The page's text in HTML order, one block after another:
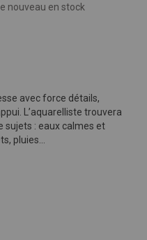
nouveau en stock
avec force détails,
L’aquarelliste trouvera
sujets : eaux calmes et
pluies…